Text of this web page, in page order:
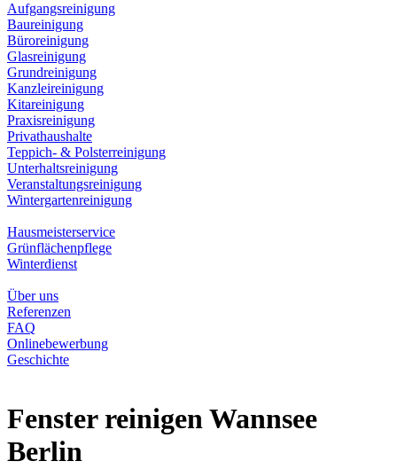
Aufgangsreinigung
Baureinigung
Büroreinigung
Glasreinigung
Grundreinigung
Kanzleireinigung
Kitareinigung
Praxisreinigung
Privathaushalte
Teppich- & Polsterreinigung
Unterhaltsreinigung
Veranstaltungsreinigung
Wintergartenreinigung
Hausmeisterservice
Grünflächenpflege
Winterdienst
Über uns
Referenzen
FAQ
Onlinebewerbung
Geschichte
Fenster reinigen Wannsee
Berlin